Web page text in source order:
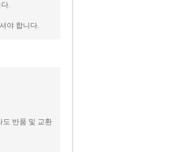
.
야 합니다.
도 반품 및 교환